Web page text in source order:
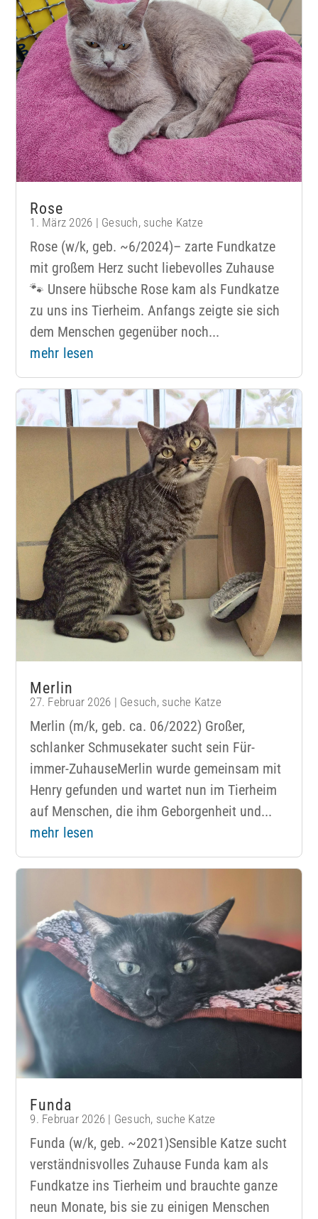
Rose
1. März 2026 | Gesuch, suche Katze
Rose (w/k, geb. ~6/2024)– zarte Fundkatze
mit großem Herz sucht liebevolles Zuhause
🐾 Unsere hübsche Rose kam als Fundkatze
zu uns ins Tierheim. Anfangs zeigte sie sich
dem Menschen gegenüber noch...
mehr lesen
Merlin
27. Februar 2026 | Gesuch, suche Katze
Merlin (m/k, geb. ca. 06/2022) Großer,
schlanker Schmusekater sucht sein Für-
immer-ZuhauseMerlin wurde gemeinsam mit
Henry gefunden und wartet nun im Tierheim
auf Menschen, die ihm Geborgenheit und...
mehr lesen
Funda
9. Februar 2026 | Gesuch, suche Katze
Funda (w/k, geb. ~2021)Sensible Katze sucht
verständnisvolles Zuhause Funda kam als
Fundkatze ins Tierheim und brauchte ganze
neun Monate, bis sie zu einigen Menschen